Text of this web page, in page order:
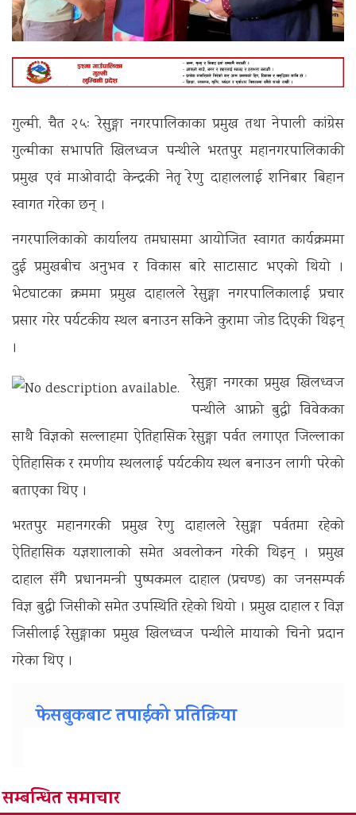
गुल्मी, चैत २५ः रेसुङ्गा नगरपालिकाका प्रमुख तथा नेपाली कांग्रेस
गुल्मीका सभापति खिलध्वज पन्थीले भरतपुर महानगरपालिकाकी
प्रमुख एवं माओवादी केन्द्रकी नेतृ रेणु दाहाललाई शनिबार बिहान
स्वागत गरेका छन् ।
नगरपालिकाको कार्यालय तमघासमा आयोजित स्वागत कार्यक्रममा
दुई प्रमुखबीच अनुभव र विकास बारे साटासाट भएको थियो ।
भेटघाटका क्रममा प्रमुख दाहालले रेसुङ्गा नगरपालिकालाई प्रचार
प्रसार गरेर पर्यटकीय स्थल बनाउन सकिने कुरामा जोड दिएकी थिइन्
।
रेसुङ्गा नगरका प्रमुख खिलध्वज
पन्थीले आफ्नो बुद्धी विवेकका
साथै विज्ञको सल्लाहमा ऐतिहासिक रेसुङ्गा पर्वत लगाएत जिल्लाका
ऐतिहासिक र रमणीय स्थललाई पर्यटकीय स्थल बनाउन लागी परेको
बताएका थिए ।
भरतपुर महानगरकी प्रमुख रेणु दाहालले रेसुङ्गा पर्वतमा रहेको
ऐतिहासिक यज्ञशालाको समेत अवलोकन गरेकी थिइन् । प्रमुख
दाहाल सँगै प्रधानमन्त्री पुष्पकमल दाहाल (प्रचण्ड) का जनसम्पर्क
विज्ञ बुद्धी जिसीको समेत उपस्थिति रहेको थियो । प्रमुख दाहाल र विज्ञ
जिसीलाई रेसुङ्गाका प्रमुख खिलध्वज पन्थीले मायाको चिनो प्रदान
गरेका थिए ।
फेसबुकबाट तपाईको प्रतिक्रिया
सम्बन्धित समाचार